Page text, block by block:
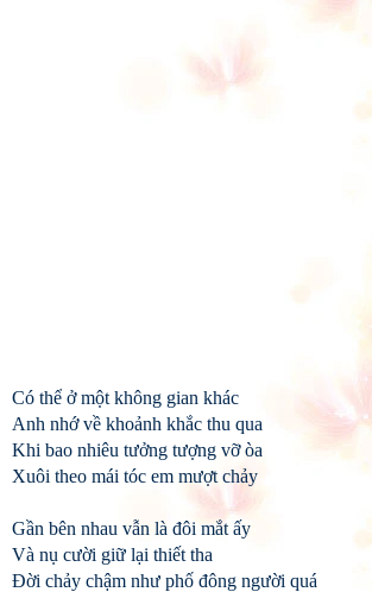
Có thể ở một không gian khác
Anh nhớ về khoảnh khắc thu qua
Khi bao nhiêu tưởng tượng vỡ òa
Xuôi theo mái tóc em mượt chảy
Gần bên nhau vẫn là đôi mắt ấy
Và nụ cười giữ lại thiết tha
Đời chảy chậm như phố đông người quá